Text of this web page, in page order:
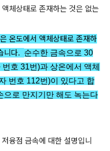
체상태로 존재하는 것은 없는
온도에서 액체상태로 존재하
니다. 순수한 금속으로 30
호 31번)과 상온에서 액체
번호 112번)이 있다고 합
으로 만지기만 해도 녹는다
융점 금속에 대한 설명입니